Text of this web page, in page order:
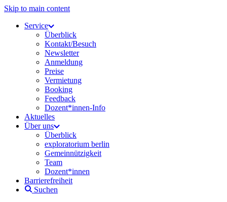
Skip to main content
Service
Überblick
Kontakt/Besuch
Newsletter
Anmeldung
Preise
Vermietung
Booking
Feedback
Dozent*innen-Info
Aktuelles
Über uns
Überblick
exploratorium berlin
Gemeinnützigkeit
Team
Dozent*innen
Barrierefreiheit
Suchen